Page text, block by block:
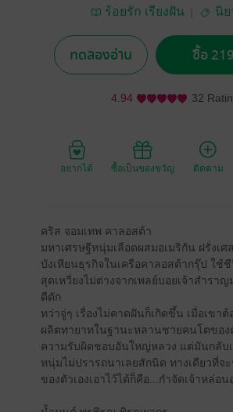
ร้อยรัก เรียงฝัน นิย
ทดลองอ่าน ซื้อ
4.94 32
อยากได้ ซื้อเป็นของขวัญ ติดตาม
คริส จอมเทพ คาลอสต้า
มหาเศรษฐีหนุ่มเลือดผสมอเมริกัน ฝรั่งเศ
บังเหียนธุรกิจในเครือคาลอสต้ากรุ๊ป ใช้
สุดเหวี่ยงไม่ต่างจากเพลย์บอยเจ้าสำรา
ดีดัก
ทว่าจู่ๆ เรื่องไม่คาดฝันก็เกิดขึ้น เมื่อเขาต้
ผลิตทายาทในฐานะหลานชายคนโตของ
ความรับผิดชอบอันใหญ่หลวง แต่มันกลับเ
หนุ่มไม่ปรารถนาเลยสักนิด ทางเดียวที่จ
ของตัวเองเอาไว้ได้ก็คือ...กำจัดเจ้าหล่อ